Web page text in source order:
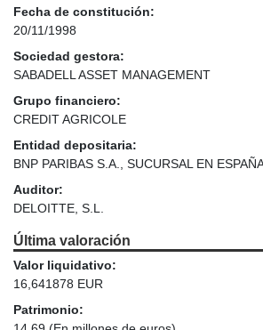
Fecha de constitución:
20/11/1998
Sociedad gestora:
SABADELL ASSET MANAGEMENT
Grupo financiero:
CREDIT AGRICOLE
Entidad depositaria:
BNP PARIBAS S.A., SUCURSAL EN
Auditor:
DELOITTE, S.L.
Última valoración
Valor liquidativo:
16,641878 EUR
Patrimonio: